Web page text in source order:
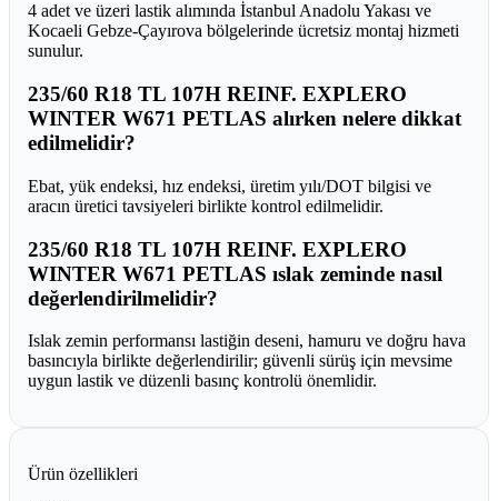
4 adet ve üzeri lastik alımında İstanbul Anadolu Yakası ve
Kocaeli Gebze-Çayırova bölgelerinde ücretsiz montaj hizmeti
sunulur.
235/60 R18 TL 107H REINF. EXPLERO
WINTER W671 PETLAS alırken nelere dikkat
edilmelidir?
Ebat, yük endeksi, hız endeksi, üretim yılı/DOT bilgisi ve
aracın üretici tavsiyeleri birlikte kontrol edilmelidir.
235/60 R18 TL 107H REINF. EXPLERO
WINTER W671 PETLAS ıslak zeminde nasıl
değerlendirilmelidir?
Islak zemin performansı lastiğin deseni, hamuru ve doğru hava
basıncıyla birlikte değerlendirilir; güvenli sürüş için mevsime
uygun lastik ve düzenli basınç kontrolü önemlidir.
Ürün özellikleri